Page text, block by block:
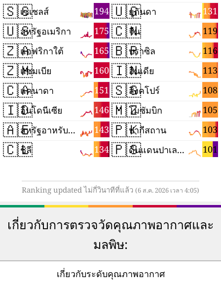
🇸🇨 194
เซเชลส์
🇺🇸 175
สหรัฐอเมริกา
🇿🇦 165
แอฟริกาใต้
🇿🇲 160
แซมเบีย
🇨🇦 151
แคนาดา
🇮🇩 146
อินโดนีเซีย
🇦🇪 143
สหรัฐอาหรับเอมิเรตส์
🇨🇱 134
ชิลี
🇺🇬 131
ยูกันดา
🇨🇳 119
จีน
🇧🇷 116
บราซิล
🇮🇳 113
อินเดีย
🇸🇬 108
สิงคโปร์
🇲🇿 105
โมซัมบิก
🇵🇰 103
ปากีสถาน
🇵🇸 101
ดินแดนปาเลสไตน์
Ranking updated ไม่กี่วินาทีที่แล้ว (6 ส.ค. 2026 เวลา 4:05)
เกี่ยวกับการตรวจวัดคุณภาพอากาศและ
มลพิษ:
เกี่ยวกับระดับคุณภาพอากาศ